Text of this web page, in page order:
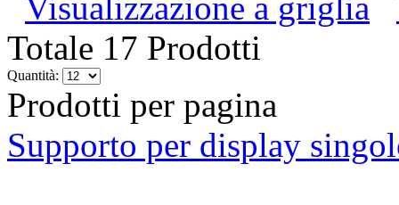
Visualizzazione a griglia
Totale 17 Prodotti
Quantità:
Prodotti per pagina
Supporto per display